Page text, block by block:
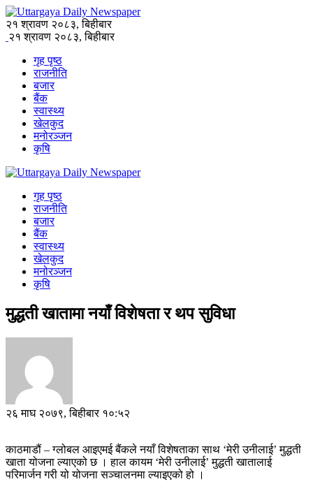
२१ श्रावण २०८३, बिहीबार
२१ श्रावण २०८३, बिहीबार
गृह पृष्ठ
राजनीति
बजार
बैंक
स्वास्थ्य
खेलकुद
मनोरञ्जन
कृषि
गृह पृष्ठ
राजनीति
बजार
बैंक
स्वास्थ्य
खेलकुद
मनोरञ्जन
कृषि
मुद्धती खातामा नयाँ विशेषता र थप सुविधा
२६ माघ २०७९, बिहीबार १०:५२
काठमाडौं – ग्लोबल आइएमई बैंकले नयाँ विशेषताका साथ ‘मेरी उनीलाई’ मुद्धती
खाता योजना ल्याएको छ । हाल कायम ‘मेरी उनीलाई’ मुद्धती खातालाई
परिमार्जन गरी यो योजना सञ्चालनमा ल्याइएको हो ।